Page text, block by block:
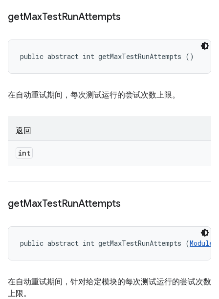
getMaxTestRunAttempts
public abstract int getMaxTestRunAttempts ()
在自动重试期间，每次测试运行的尝试次数上限。
返回
int
getMaxTestRunAttempts
public abstract int getMaxTestRunAttempts (
在自动重试期间，针对给定模块的每次测试运行的尝试次数
上限。